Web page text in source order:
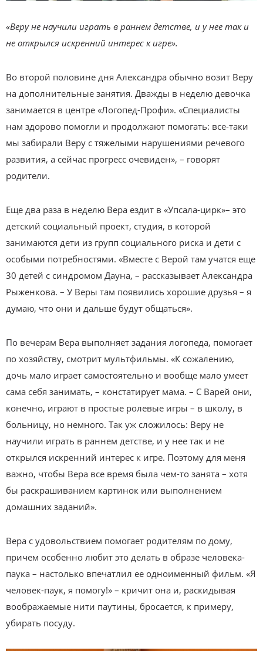
«Веру не научили играть в раннем детстве, и у нее так и
не открылся искренний интерес к игре».
Во второй половине дня Александра обычно возит Веру
на дополнительные занятия. Дважды в неделю девочка
занимается в центре «Логопед-Профи». «Специалисты
нам здорово помогли и продолжают помогать: все-таки
мы забирали Веру с тяжелыми нарушениями речевого
развития, а сейчас прогресс очевиден», – говорят
родители.
Еще два раза в неделю Вера ездит в «Упсала-цирк»– это
детский социальный проект, студия, в которой
занимаются дети из групп социального риска и дети с
особыми потребностями. «Вместе с Верой там учатся еще
30 детей с синдромом Дауна, – рассказывает Александра
Рыженкова. – У Веры там появились хорошие друзья – я
думаю, что они и дальше будут общаться».
По вечерам Вера выполняет задания логопеда, помогает
по хозяйству, смотрит мультфильмы. «К сожалению,
дочь мало играет самостоятельно и вообще мало умеет
сама себя занимать, – констатирует мама. – С Варей они,
конечно, играют в простые ролевые игры – в школу, в
больницу, но немного. Так уж сложилось: Веру не
научили играть в раннем детстве, и у нее так и не
открылся искренний интерес к игре. Поэтому для меня
важно, чтобы Вера все время была чем-то занята – хотя
бы раскрашиванием картинок или выполнением
домашних заданий».
Вера с удовольствием помогает родителям по дому,
причем особенно любит это делать в образе человека-
паука – настолько впечатлил ее одноименный фильм. «Я
человек-паук, я помогу!» – кричит она и, раскидывая
воображаемые нити паутины, бросается, к примеру,
убирать посуду.